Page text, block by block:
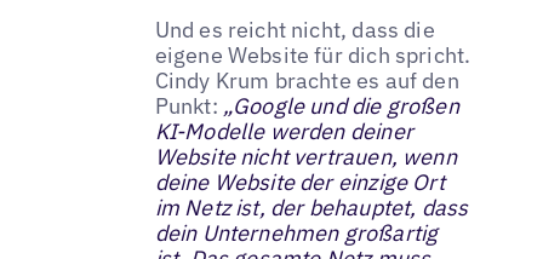
Und es reicht nicht, dass die
eigene Website für dich spricht.
Cindy Krum brachte es auf den
Punkt: „Google und die großen
KI-Modelle werden deiner
Website nicht vertrauen, wenn
deine Website der einzige Ort
im Netz ist, der behauptet, dass
dein Unternehmen großartig